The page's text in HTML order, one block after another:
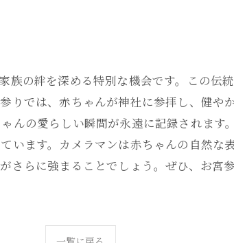
族の絆を深める特別な機会です。この伝
りでは、赤ちゃんが神社に参拝し、健や
んの愛らしい瞬間が永遠に記録されます
います。カメラマンは赤ちゃんの自然な
さらに強まることでしょう。ぜひ、お宮